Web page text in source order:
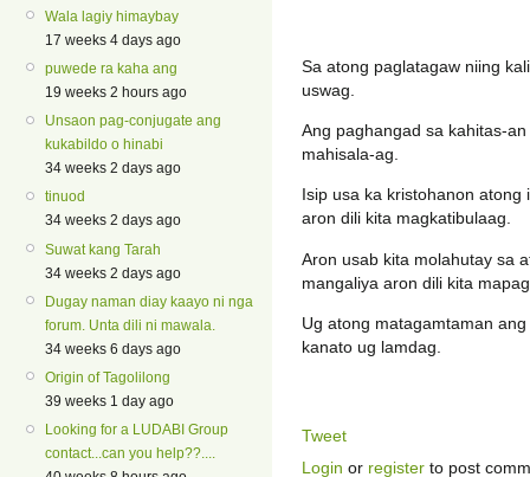
Wala lagiy himaybay
17 weeks 4 days ago
puwede ra kaha ang
19 weeks 2 hours ago
Unsaon pag-conjugate ang
kukabildo o hinabi
34 weeks 2 days ago
tinuod
34 weeks 2 days ago
Suwat kang Tarah
34 weeks 2 days ago
Dugay naman diay kaayo ni nga
forum. Unta dili ni mawala.
34 weeks 6 days ago
Origin of Tagolilong
39 weeks 1 day ago
Looking for a LUDABI Group
contact...can you help??....
Sa atong paglatagaw niing
uswag.
Ang paghangad sa kahitas-
mahisala-ag.
Isip usa ka kristohanon
aron dili kita magkatibulaag.
Aron usab kita molahutay sa
mangaliya aron dili kita
Ug atong matagamtaman
kanato ug lamdag.
Tweet
Login or register to post